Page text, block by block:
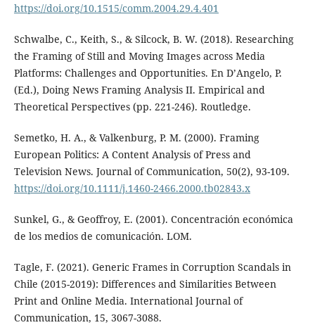
https://doi.org/10.1515/comm.2004.29.4.401
Schwalbe, C., Keith, S., & Silcock, B. W. (2018). Researching
the Framing of Still and Moving Images across Media
Platforms: Challenges and Opportunities. En D’Angelo, P.
(Ed.), Doing News Framing Analysis II. Empirical and
Theoretical Perspectives (pp. 221-246). Routledge.
Semetko, H. A., & Valkenburg, P. M. (2000). Framing
European Politics: A Content Analysis of Press and
Television News. Journal of Communication, 50(2), 93-109.
https://doi.org/10.1111/j.1460-2466.2000.tb02843.x
Sunkel, G., & Geoffroy, E. (2001). Concentración económica
de los medios de comunicación. LOM.
Tagle, F. (2021). Generic Frames in Corruption Scandals in
Chile (2015-2019): Differences and Similarities Between
Print and Online Media. International Journal of
Communication, 15, 3067-3088.